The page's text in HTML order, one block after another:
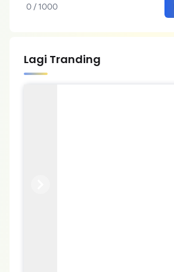
0 / 1000
Lagi Tranding